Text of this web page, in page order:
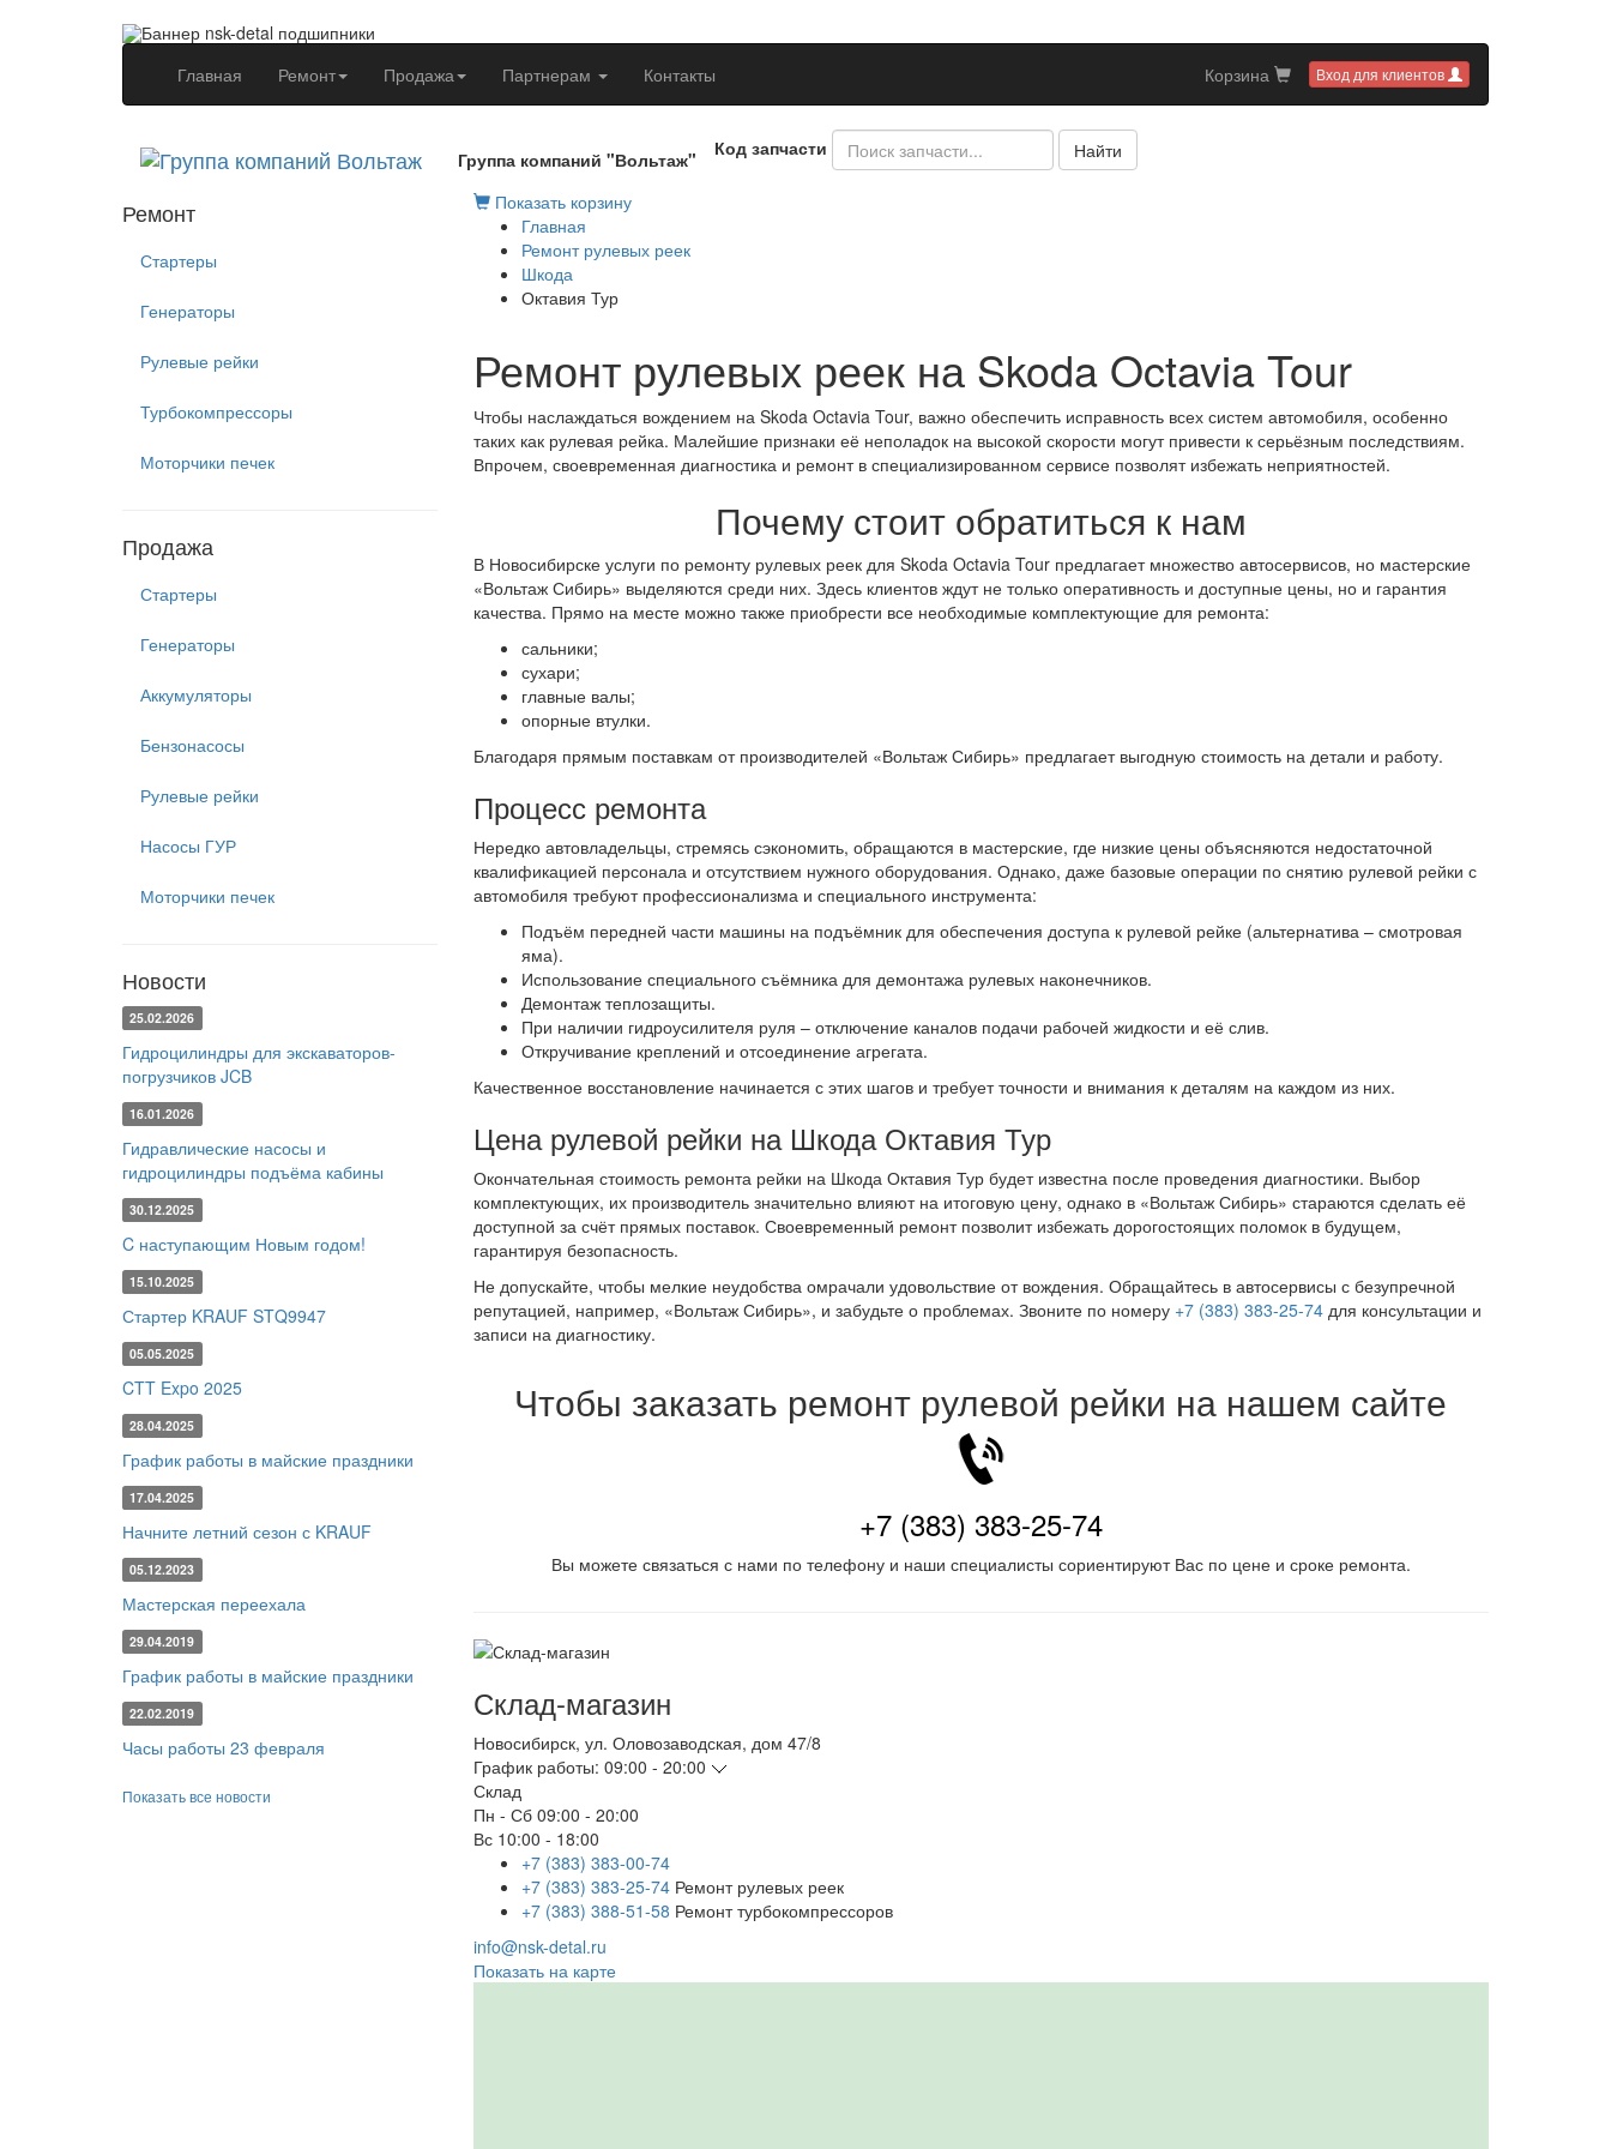
Главная (current)Ремонт Продажа Партнерам Контакты Вход для клиентов
Корзина
Группа компаний "Вольтаж"
Код запчасти Найти
Ремонт
Стартеры
Генераторы
Рулевые рейки
Турбокомпрессоры
Моторчики печек
Продажа
Стартеры
Генераторы
Аккумуляторы
Бензонасосы
Рулевые рейки
Насосы ГУР
Моторчики печек
Новости
25.02.2026
Гидроцилиндры для экскаваторов-
погрузчиков JCB
16.01.2026
Гидравлические насосы и
гидроцилиндры подъёма кабины
30.12.2025
C наступающим Новым годом!
15.10.2025
Стартер KRAUF STQ9947
05.05.2025
CTT Expo 2025
28.04.2025
График работы в майские праздники
17.04.2025
Начните летний сезон с KRAUF
05.12.2023
Мастерская переехала
29.04.2019
График работы в майские праздники
22.02.2019
Часы работы 23 февраля
Показать все новости
Показать корзину
Главная
Ремонт рулевых реек
Шкода
Октавия Тур
Ремонт рулевых реек на Skoda Octavia Tour
Чтобы наслаждаться вождением на Skoda Octavia Tour, важно обеспечить исправность всех систем автомобиля, особенно
таких как рулевая рейка. Малейшие признаки её неполадок на высокой скорости могут привести к серьёзным последствиям.
Впрочем, своевременная диагностика и ремонт в специализированном сервисе позволят избежать неприятностей.
Почему стоит обратиться к нам
В Новосибирске услуги по ремонту рулевых реек для Skoda Octavia Tour предлагает множество автосервисов, но мастерские
«Вольтаж Сибирь» выделяются среди них. Здесь клиентов ждут не только оперативность и доступные цены, но и гарантия
качества. Прямо на месте можно также приобрести все необходимые комплектующие для ремонта:
сальники;
сухари;
главные валы;
опорные втулки.
Благодаря прямым поставкам от производителей «Вольтаж Сибирь» предлагает выгодную стоимость на детали и работу.
Процесс ремонта
Нередко автовладельцы, стремясь сэкономить, обращаются в мастерские, где низкие цены объясняются недостаточной
квалификацией персонала и отсутствием нужного оборудования. Однако, даже базовые операции по снятию рулевой рейки с
автомобиля требуют профессионализма и специального инструмента:
Подъём передней части машины на подъёмник для обеспечения доступа к рулевой рейке (альтернатива – смотровая
яма).
Использование специального съёмника для демонтажа рулевых наконечников.
Демонтаж теплозащиты.
При наличии гидроусилителя руля – отключение каналов подачи рабочей жидкости и её слив.
Откручивание креплений и отсоединение агрегата.
Качественное восстановление начинается с этих шагов и требует точности и внимания к деталям на каждом из них.
Цена рулевой рейки на Шкода Октавия Тур
Окончательная стоимость ремонта рейки на Шкода Октавия Тур будет известна после проведения диагностики. Выбор
комплектующих, их производитель значительно влияют на итоговую цену, однако в «Вольтаж Сибирь» стараются сделать её
доступной за счёт прямых поставок. Своевременный ремонт позволит избежать дорогостоящих поломок в будущем,
гарантируя безопасность.
Не допускайте, чтобы мелкие неудобства омрачали удовольствие от вождения. Обращайтесь в автосервисы с безупречной
репутацией, например, «Вольтаж Сибирь», и забудьте о проблемах. Звоните по номеру +7 (383) 383-25-74для консультации и
записи на диагностику.
Чтобы заказать ремонт рулевой рейки на нашем сайте
+7 (383) 383-25-74
Вы можете связаться с нами по телефону и наши специалисты сориентируют Вас по цене и сроке ремонта.
Склад-магазин
Новосибирск, ул. Оловозаводская, дом 47/8
График работы: 09:00 - 20:00
Склад
Пн - Сб 09:00 - 20:00
Вс 10:00 - 18:00
+7 (383) 383-00-74
+7 (383) 383-25-74 Ремонт рулевых реек
+7 (383) 388-51-58 Ремонт турбокомпрессоров
info@nsk-detal.ru
Показать на карте